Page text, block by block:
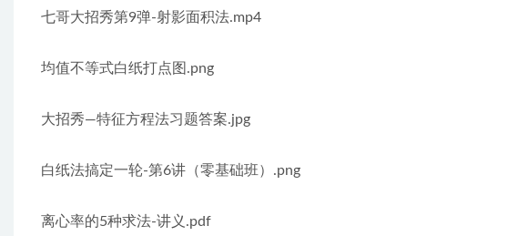
七哥大招秀第9弹-射影面积法.mp4
均值不等式白纸打点图.png
大招秀—特征方程法习题答案.jpg
白纸法搞定一轮-第6讲（零基础班）.png
离心率的5种求法-讲义.pdf